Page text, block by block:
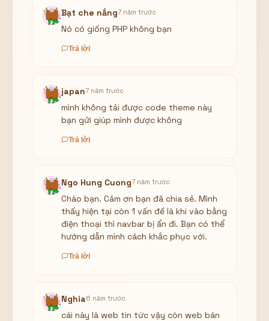
Bạt che nắng7 năm trước
Nó có giống PHP không bạn
Trả lời
japan7 năm trước
mình không tải được code theme này
bạn gửi giúp mình được không
Trả lời
Ngo Hung Cuong7 năm trước
Chào bạn. Cảm ơn bạn đã chia sẻ. Mình
thấy hiện tại còn 1 vấn đề là khi vào bằng
điện thoại thì navbar bị ẩn đi. Bạn có thể
hướng dẫn mình cách khắc phục với.
Trả lời
Nghia6 năm trước
cái này là web tin tức vậy còn web bán